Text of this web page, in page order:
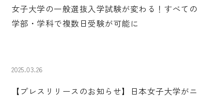
女子大学の一般選抜入学試験が変わる！すべての
学部・学科で複数日受験が可能に
2025.03.26
【プレスリリースのお知らせ】日本女子大学がニ